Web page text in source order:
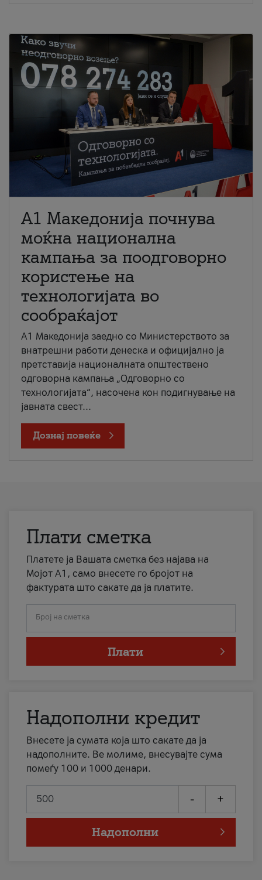
A1 Македонија почнува
моќна национална
кампања за поодговорно
користење на
технологијата во
сообраќајот
A1 Македонија заедно со Министерството за
внатрешни работи денеска и официјално ја
претставија националната општествено
одговорна кампања „Одговорно со
технологијата“, насочена кон подигнување на
јавната свест...
Дознај повеќе
Плати сметка
Платете ја Вашата сметка без најава на
Мојот А1, само внесете го бројот на
фактурата што сакате да ја платите.
Број на сметка
Плати
Надополни кредит
Внесете ја сумата која што сакате да ја
надополните. Ве молиме, внесувајте сума
помеѓу 100 и 1000 денари.
- +
Надополни